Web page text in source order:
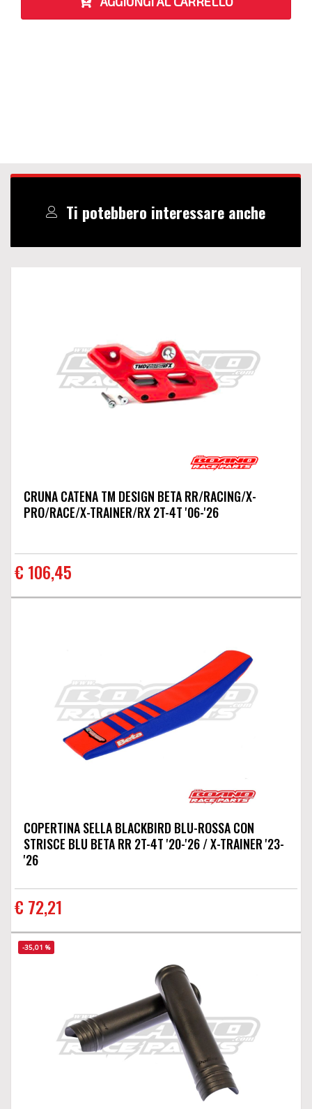
Ti potebbero interessare anche
CRUNA CATENA TM DESIGN BETA RR/RACING/X-
PRO/RACE/X-TRAINER/RX 2T-4T '06-'26
€ 106,45
COPERTINA SELLA BLACKBIRD BLU-ROSSA CON
STRISCE BLU BETA RR 2T-4T '20-'26 / X-TRAINER '23-
'26
€ 72,21
-35,01 %